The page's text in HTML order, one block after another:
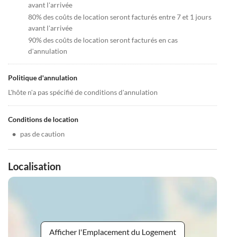
avant l'arrivée
80% des coûts de location seront facturés entre 7 et 1 jours
avant l'arrivée
90% des coûts de location seront facturés en cas
d'annulation
Politique d'annulation
L'hôte n'a pas spécifié de conditions d'annulation
Conditions de location
• pas de caution
Localisation
Afficher l'Emplacement du Logement